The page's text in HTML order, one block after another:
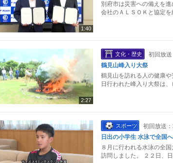
1:40
別府市は災害への備えを
会社のＡＬＳＯＫと協定
2:27
文化・歴史
初回放
鶴見山峰入り大祭
鶴見山を訪れる人の健康
日行われた峰入り大祭は
スポーツ
初回放送
日出の小学生 水泳で全国へ
８月に行われる水泳の全
訪問しました。 ２２日、